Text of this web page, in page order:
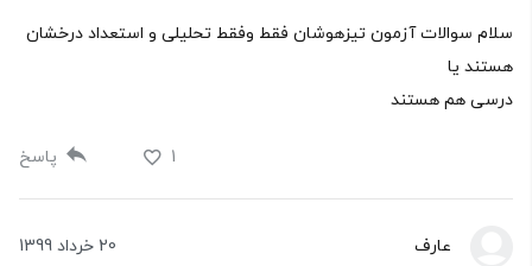
سلام سوالات آزمون تیزهوشان فقط وفقط تحلیلی و استعداد درخشان
هستند یا
درسی هم هستند
1 پاسخ
عارف 20 خرداد 1399